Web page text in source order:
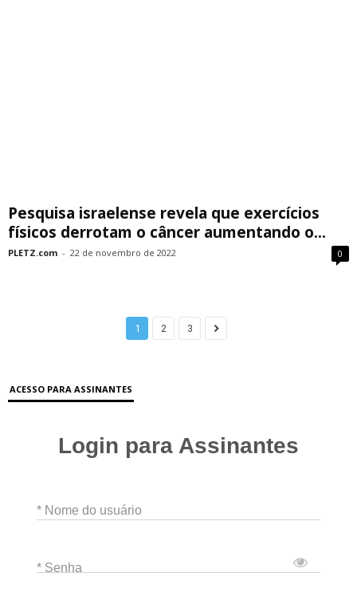
Pesquisa israelense revela que exercícios
físicos derrotam o câncer aumentando o...
PLETZ.com - 22 de novembro de 2022 0
1 2 3
ACESSO PARA ASSINANTES
Login para Assinantes
* Nome do usuário
* Senha